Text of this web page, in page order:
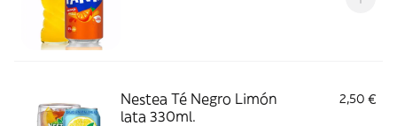
Nestea Té Negro Limón
lata 330ml.
2,50 €